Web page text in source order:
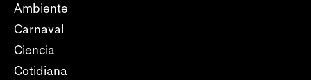
Ambiente
Carnaval
Ciencia
Cotidiana